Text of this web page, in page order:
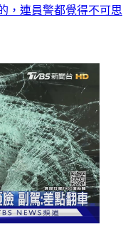
，連員警都覺得不可思